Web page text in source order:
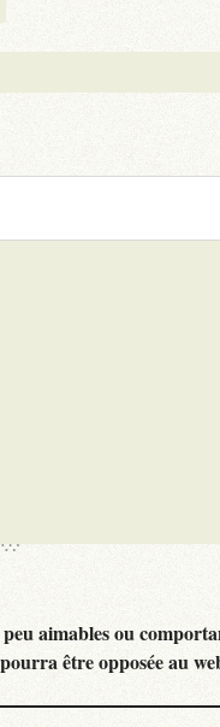
aimables ou
être opposée au